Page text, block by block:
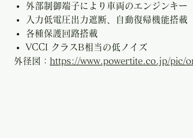
外部制御端子により車両のエンジンキー
入力低電圧出力遮断、自動復帰機能搭載
各種保護回路搭載
VCCI クラスB相当の低ノイズ
外径図： https://www.powertite.co.jp/